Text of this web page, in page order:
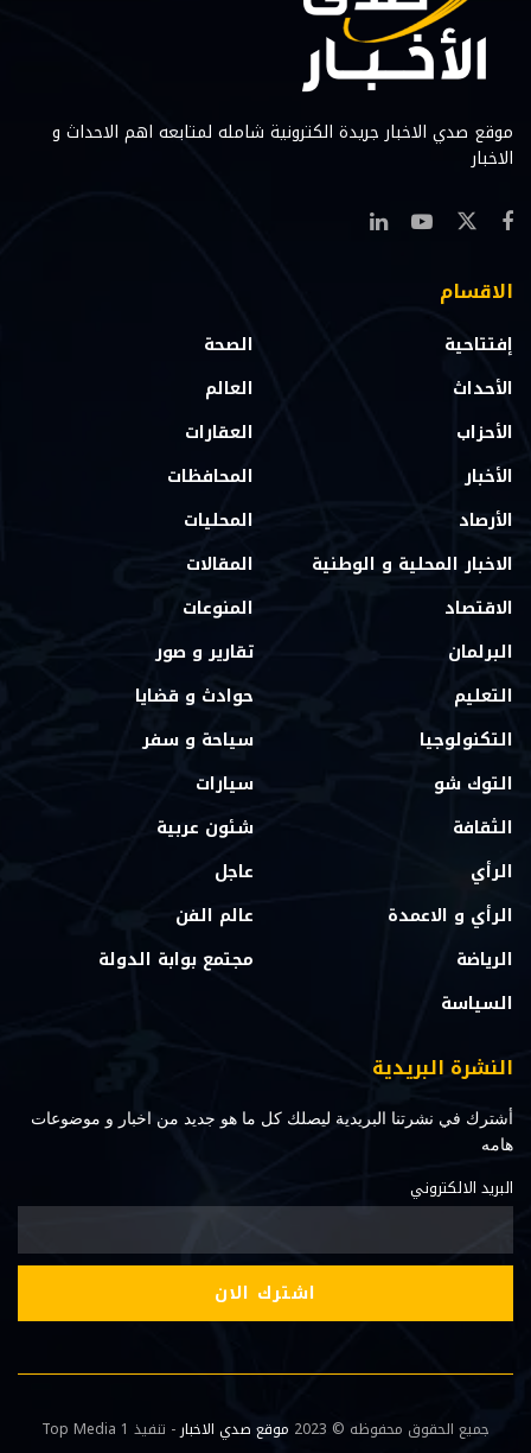
موقع صدي الاخبار جريدة الكترونية شامله لمتابعه اهم الاحداث و
الاخبار
الاقسام
إفتتاحية
الأحداث
الأحزاب
الأخبار
الأرصاد
الاخبار المحلية و الوطنية
الاقتصاد
البرلمان
التعليم
التكنولوجيا
التوك شو
الثقافة
الرأي
الرأي و الاعمدة
الرياضة
السياسة
الصحة
العالم
العقارات
المحافظات
المحليات
المقالات
المنوعات
تقارير و صور
حوادث و قضايا
سياحة و سفر
سيارات
شئون عربية
عاجل
عالم الفن
مجتمع بوابة الدولة
النشرة البريدية
أشترك في نشرتنا البريدية ليصلك كل ما هو جديد من اخبار و موضوعات
هامه
البريد الالكتروني
جميع الحقوق محفوظه © 2023 موقع صدي الاخبار - تنفيذ Top Media 1